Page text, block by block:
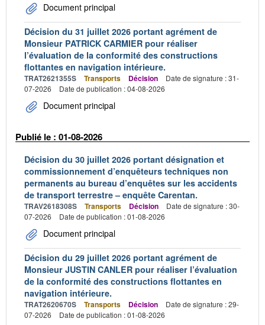
Document principal
Décision du 31 juillet 2026 portant agrément de
Monsieur PATRICK CARMIER pour réaliser
l’évaluation de la conformité des constructions
flottantes en navigation intérieure.
TRAT2621355S Transports Décision
Date de signature : 31-
07-2026
Date de publication : 04-08-2026
Document principal
Publié le : 01-08-2026
Décision du 30 juillet 2026 portant désignation et
commissionnement d’enquêteurs techniques non
permanents au bureau d’enquêtes sur les accidents
de transport terrestre – enquête Carentan.
TRAV2618308S Transports Décision
Date de signature : 30-
07-2026
Date de publication : 01-08-2026
Document principal
Décision du 29 juillet 2026 portant agrément de
Monsieur JUSTIN CANLER pour réaliser l’évaluation
de la conformité des constructions flottantes en
navigation intérieure.
TRAT2620670S Transports Décision
Date de signature : 29-
07-2026
Date de publication : 01-08-2026